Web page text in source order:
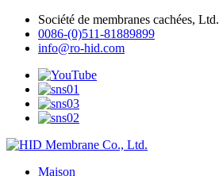
Société de membranes cachées, Ltd.
0086-(0)511-81889899
info@ro-hid.com
Maison